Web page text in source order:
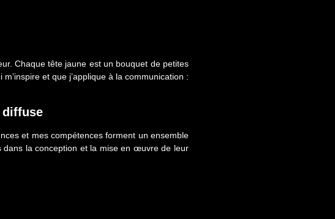
Chaque tête jaune est un bouquet de petites
et que j’applique à la communication :
diffuse
et mes compétences forment un ensemble
dans la conception et la mise en œuvre de leur